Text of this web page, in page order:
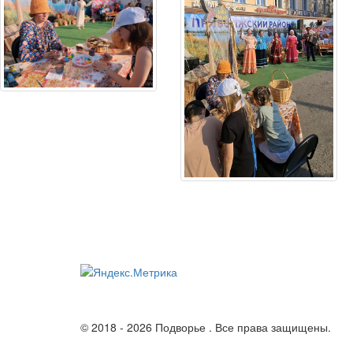
© 2018 - 2026 Подворье . Все права защищены.